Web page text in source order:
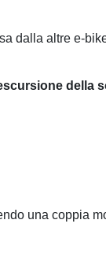
dalla altre e-
della
una coppia